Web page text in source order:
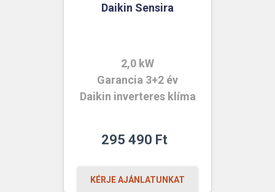
Daikin Sensira
2,0 kW
Garancia 3+2 év
Daikin inverteres klíma
295 490 Ft
KÉRJE AJÁNLATUNKAT